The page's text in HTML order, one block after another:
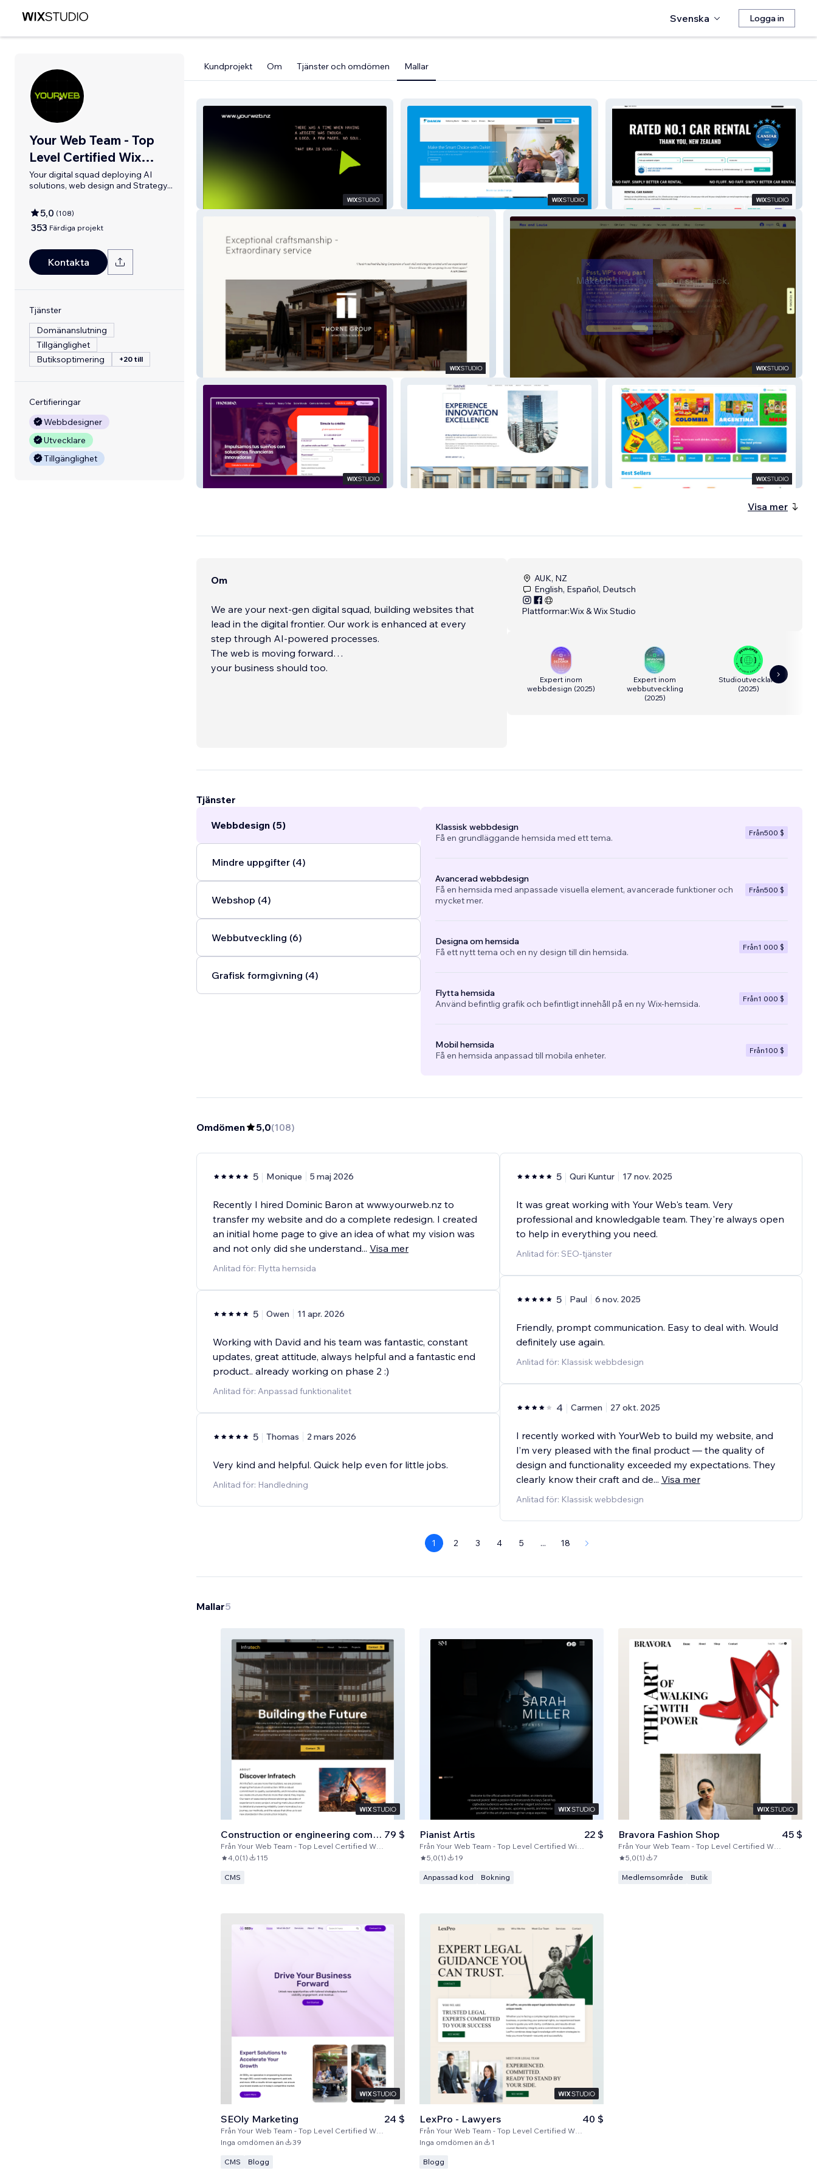
Svenska Logga in
Your Web Team - Top
Level Certified Wix
Partners
Your digital squad deploying AI
solutions, web design and Strategy...
5,0 (108)
353 Färdiga projekt
Kontakta
Tjänster
Domänanslutning
Tillgänglighet
Butiksoptimering
+20 till
Certifieringar
Webbdesigner
Utvecklare
Tillgänglighet
Kundprojekt Om Tjänster och omdömen Mallar
Daikin Australia Snap
Thorne Group
Morado BSCL Latino Foods
Visa mer
Om
We are your next‑gen digital squad, building websites that
lead in the digital frontier. Our work is enhanced at every
step through AI‑powered processes.
The web is moving forward…
your business should too.
AUK, NZ
English, Español, Deutsch
Plattformar:Wix & Wix Studio
Expert inom
webbdesign (2025)
Expert inom
webbutveckling
(2025)
Studioutvecklare
(2025)
Tjänster
Webbdesign (5)
Mindre uppgifter (4)
Webshop (4)
Webbutveckling (6)
Grafisk formgivning (4)
Klassisk webbdesign
Få en grundläggande hemsida med ett tema.
Från500 $
Avancerad webbdesign
Få en hemsida med anpassade visuella element, avancerade funktioner och
mycket mer.
Från500 $
Designa om hemsida
Få ett nytt tema och en ny design till din hemsida.
Från1 000 $
Flytta hemsida
Använd befintlig grafik och befintligt innehåll på en ny Wix-hemsida.
Från1 000 $
Mobil hemsida
Få en hemsida anpassad till mobila enheter.
Från100 $
Omdömen 5,0(108)
5 Monique 5 maj 2026
Recently I hired Dominic Baron at www.yourweb.nz to
transfer my website and do a complete redesign. I created
an initial home page to give an idea of what my vision was
and not only did she understand... Visa mer
Anlitad för: Flytta hemsida
5 Owen 11 apr. 2026
Working with David and his team was fantastic, constant
updates, great attitude, always helpful and a fantastic end
product.. already working on phase 2 :)
Anlitad för: Anpassad funktionalitet
5 Thomas 2 mars 2026
Very kind and helpful. Quick help even for little jobs.
Anlitad för: Handledning
5 Quri Kuntur 17 nov. 2025
It was great working with Your Web's team. Very
professional and knowledgable team. They're always open
to help in everything you need.
Anlitad för: SEO-tjänster
5 Paul 6 nov. 2025
Friendly, prompt communication. Easy to deal with. Would
definitely use again.
Anlitad för: Klassisk webbdesign
4 Carmen 27 okt. 2025
I recently worked with YourWeb to build my website, and
I’m very pleased with the final product — the quality of
design and functionality exceeded my expectations. They
clearly know their craft and de... Visa mer
Anlitad för: Klassisk webbdesign
1 2 3 4 5 ... 18
Mallar5
Construction or engineering company
Från Your Web Team - Top Level Certified Wix Partners
79 $
4,0(1) 115
CMS
Pianist Artis
Från Your Web Team - Top Level Certified Wix Partners
22 $
5,0(1) 19
Anpassad kod Bokning
Bravora Fashion Shop
Från Your Web Team - Top Level Certified Wix Partners
45 $
5,0(1) 7
Medlemsområde Butik
SEOly Marketing
Från Your Web Team - Top Level Certified Wix Partners
24 $
Inga omdömen än 39
CMS Blogg
LexPro - Lawyers
Från Your Web Team - Top Level Certified Wix Partners
40 $
Inga omdömen än 1
Blogg